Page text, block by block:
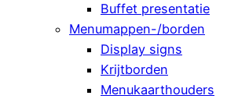
Buffet presentatie
Menumappen-/borden
Display signs
Krijtborden
Menukaarthouders